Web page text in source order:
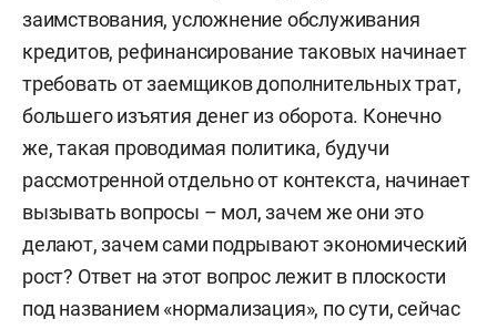
заимствования, усложнение обслуживания
кредитов, рефинансирование таковых начинает
требовать от заемщиков дополнительных трат,
большего изъятия денег из оборота. Конечно
же, такая проводимая политика, будучи
рассмотренной отдельно от контекста, начинает
вызывать вопросы – мол, зачем же они это
делают, зачем сами подрывают экономический
рост? Ответ на этот вопрос лежит в плоскости
под названием «нормализация», по сути, сейчас